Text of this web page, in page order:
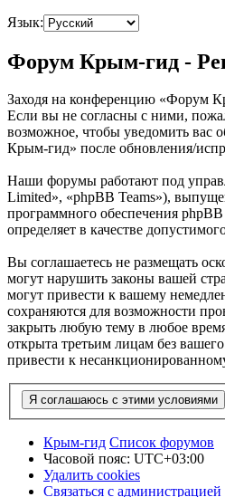
Язык:
Форум Крым-гид -
Заходя на конференцию «Форум
Если вы не согласны с ними,
возможное, чтобы уведомить вас
Крым-гид» после обновления/
Наши форумы работают под
Limited», «phpBB Teams»),
программного обеспечения
определяет в качестве
Вы соглашаетесь не размещать
могут нарушить законы вашей
могут привести к вашему
сохраняются для возможности
закрыть любую тему в любое
открыта третьим лицам без
привести к
Крым-гид Список форумов
Часовой пояс: UTC+03:00
Удалить cookies
Связаться с администрацией